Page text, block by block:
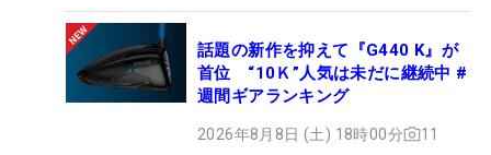
話題の新作を抑えて『G440 K』が
首位 “10Ｋ”人気は未だに継続中 #
週間ギアランキング
2026年8月8日 (土) 18時00分 11